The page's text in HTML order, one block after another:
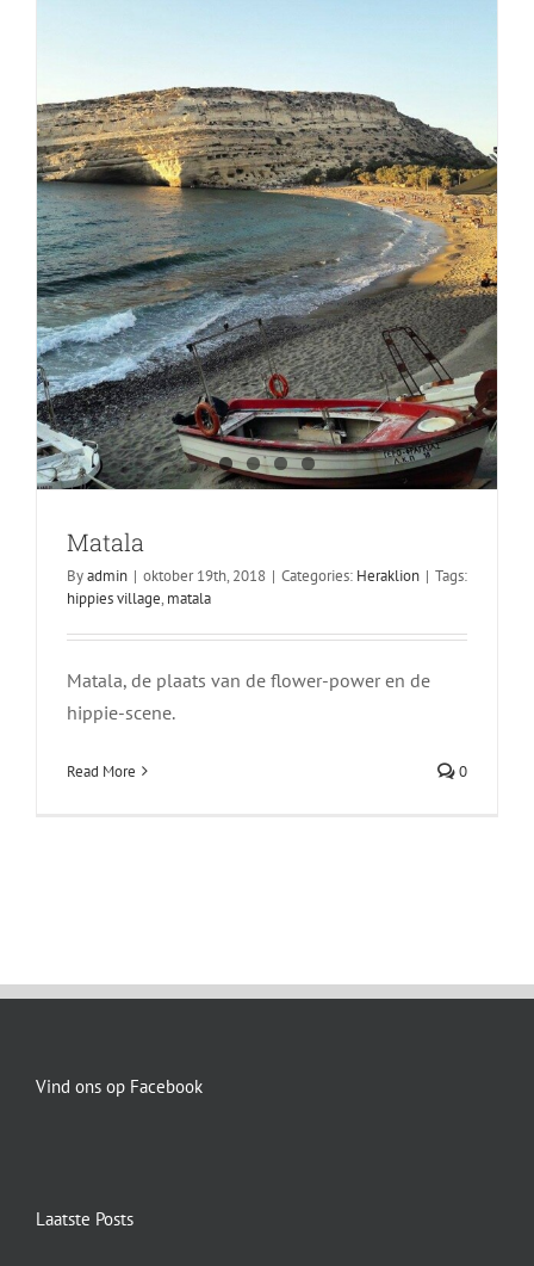
Matala
Byadmin | oktober 19th, 2018 | Categories: Heraklion | Tags:
hippies village, matala
Matala, de plaats van de flower-power en de
hippie-scene.
Read More 0
Vind ons op Facebook
Laatste Posts